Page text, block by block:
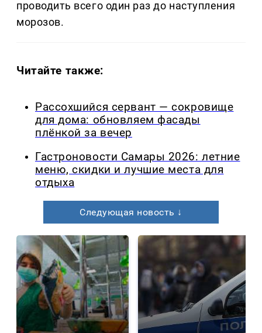
проводить всего один раз до наступления
морозов.
Читайте также:
Рассохшийся сервант — сокровище
для дома: обновляем фасады
плёнкой за вечер
Гастроновости Самары 2026: летние
меню, скидки и лучшие места для
отдыха
Следующая новость ↓